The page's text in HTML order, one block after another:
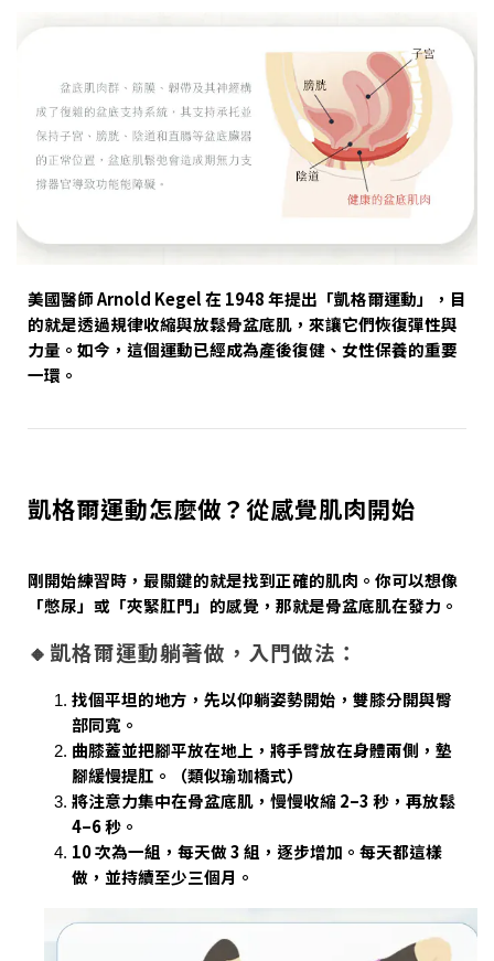
美國醫師 Arnold Kegel 在 1948 年提出「凱格爾運動」，目
的就是透過規律收縮與放鬆骨盆底肌，來讓它們恢復彈性與
力量。如今，這個運動已經成為產後復健、女性保養的重要
一環。
凱格爾運動怎麼做？從感覺肌肉開始
剛開始練習時，最關鍵的就是找到正確的肌肉。你可以想像
「憋尿」或「夾緊肛門」的感覺，那就是骨盆底肌在發力。
🔸凱格爾運動躺著做，入門做法：
找個平坦的地方，先以仰躺姿勢開始，雙膝分開與臀
部同寬。
曲膝蓋並把腳平放在地上，將手臂放在身體兩側，墊
腳緩慢提肛。（類似瑜珈橋式）
將注意力集中在骨盆底肌，慢慢收縮 2–3 秒，再放鬆
4–6 秒。
10 次為一組，每天做 3 組，逐步增加。每天都這樣
做，並持續至少三個月。